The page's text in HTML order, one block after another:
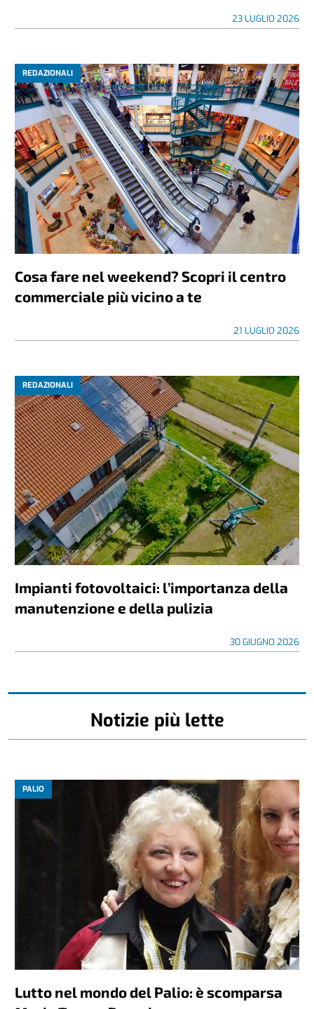
23 LUGLIO 2026
REDAZIONALI
Cosa fare nel weekend? Scopri il centro
commerciale più vicino a te
21 LUGLIO 2026
REDAZIONALI
Impianti fotovoltaici: l’importanza della
manutenzione e della pulizia
30 GIUGNO 2026
Notizie più lette
PALIO
Lutto nel mondo del Palio: è scomparsa